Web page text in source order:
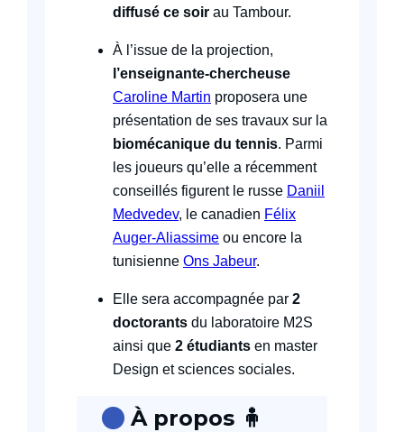
diffusé ce soir au Tambour.
À l’issue de la projection,
l’enseignante-chercheuse
Caroline Martin proposera une
présentation de ses travaux sur la
biomécanique du tennis. Parmi
les joueurs qu’elle a récemment
conseillés figurent le russe Daniil
Medvedev, le canadien Félix
Auger-Aliassime ou encore la
tunisienne Ons Jabeur.
Elle sera accompagnée par 2
doctorants du laboratoire M2S
ainsi que 2 étudiants en master
Design et sciences sociales.
À propos 🧍